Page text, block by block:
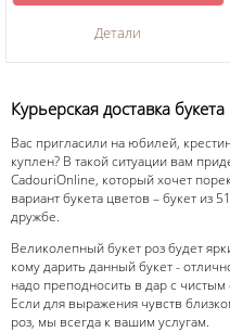
Детали
Курьерская доставка
Вас пригласили на юбилей,
куплен? В такой ситуации вам
CadouriOnline, который хочет
вариант букета цветов – букет из
дружбе.
Великолепный букет роз будет
кому дарить данный букет -
надо преподносить в дар с
Если для выражения чувств
роз, мы всегда к вашим услугам.